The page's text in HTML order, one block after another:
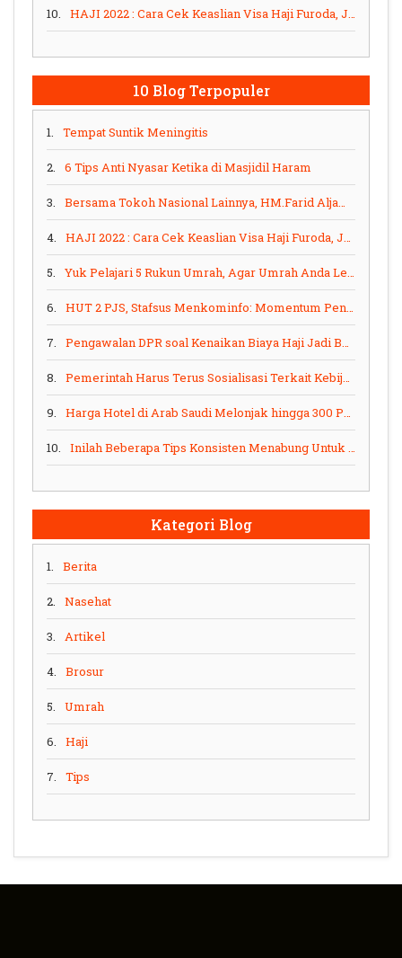
10. HAJI 2022 : Cara Cek Keaslian Visa Haji Furoda, Jangan Sampai Jemaah Tertipu Travel Abal-abal
10 Blog Terpopuler
1. Tempat Suntik Meningitis
2. 6 Tips Anti Nyasar Ketika di Masjidil Haram
3. Bersama Tokoh Nasional Lainnya, HM.Farid Aljawi Bos Tursina Travel Dapat PJS Award 2024
4. HAJI 2022 : Cara Cek Keaslian Visa Haji Furoda, Jangan Sampai Jemaah Tertipu Travel Abal-abal
5. Yuk Pelajari 5 Rukun Umrah, Agar Umrah Anda Lebih Maksimal
6. HUT 2 PJS, Stafsus Menkominfo: Momentum Penting Bagi PJS Ciptakan Wartawan Profesional
7. Pengawalan DPR soal Kenaikan Biaya Haji Jadi Bentuk Perjuangan Hak Rakyat
8. Pemerintah Harus Terus Sosialisasi Terkait Kebijakan Umrah
9. Harga Hotel di Arab Saudi Melonjak hingga 300 Persen, Banyak PPIU Terpaksa Downgrade Layanan
10. Inilah Beberapa Tips Konsisten Menabung Untuk Umrah Selama Pandemi
Kategori Blog
1. Berita
2. Nasehat
3. Artikel
4. Brosur
5. Umrah
6. Haji
7. Tips